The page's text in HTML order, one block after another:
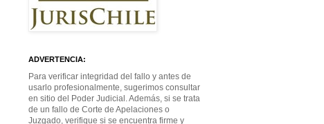
ADVERTENCIA:
Para verificar integridad del fallo y antes de
usarlo profesionalmente, sugerimos consultar
en sitio del Poder Judicial. Además, si se trata
de un fallo de Corte de Apelaciones o
Juzgado, verifique si se encuentra firme y